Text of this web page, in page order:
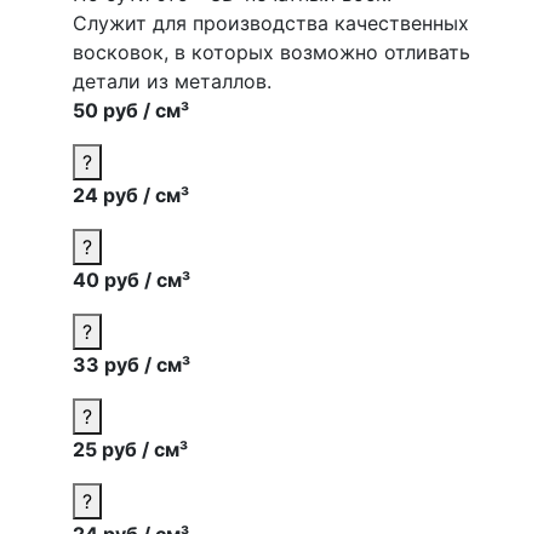
Служит для производства качественных
восковок, в которых возможно отливать
детали из металлов.
50 руб / см³
?
24 руб / см³
?
40 руб / см³
?
33 руб / см³
?
25 руб / см³
?